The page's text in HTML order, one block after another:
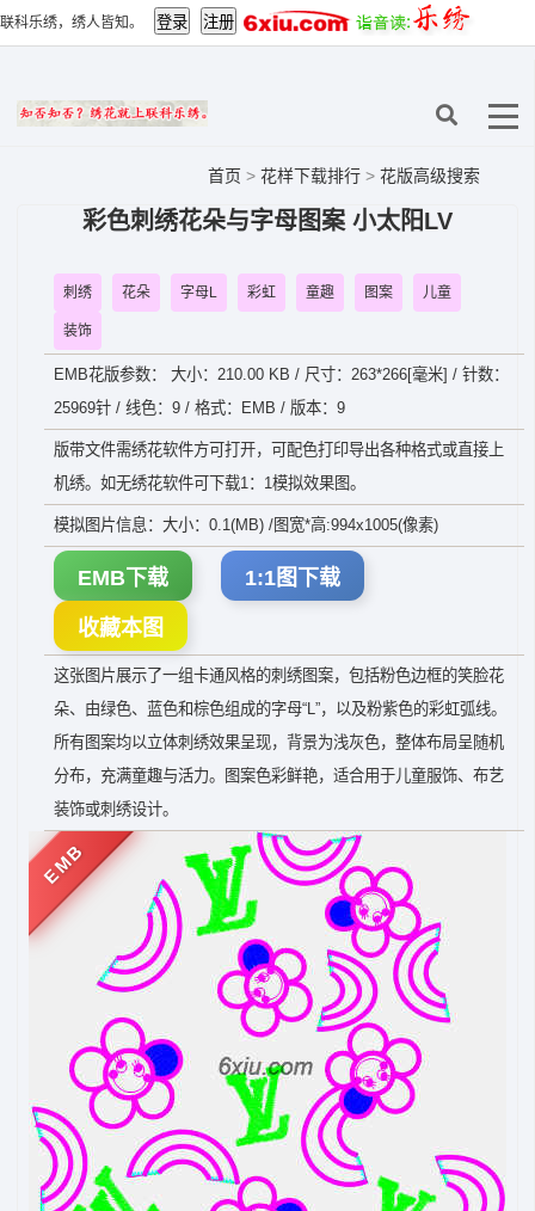
联科乐绣，绣人皆知。
首页 > 花样下载排行 > 花版高级搜索
彩色刺绣花朵与字母图案 小太阳LV
刺绣 花朵 字母L 彩虹 童趣 图案 儿童
装饰
EMB花版参数： 大小：210.00 KB / 尺寸：263*266[毫米] / 针数：
25969针 / 线色：9 / 格式：EMB / 版本：9
版带文件需绣花软件方可打开，可配色打印导出各种格式或直接上
机绣。如无绣花软件可下载1：1模拟效果图。
模拟图片信息：大小：0.1(MB) /图宽*高:994x1005(像素)
EMB下载 1:1图下载
收藏本图
这张图片展示了一组卡通风格的刺绣图案，包括粉色边框的笑脸花
朵、由绿色、蓝色和棕色组成的字母“L”，以及粉紫色的彩虹弧线。
所有图案均以立体刺绣效果呈现，背景为浅灰色，整体布局呈随机
分布，充满童趣与活力。图案色彩鲜艳，适合用于儿童服饰、布艺
装饰或刺绣设计。
EMB